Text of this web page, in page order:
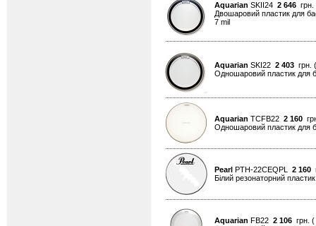
Aquarian SKII24 2 646
Двошаровий пластик для
7 mil
Aquarian SKI22 2 403 грн.
Одношаровий пластик для
Aquarian TCFB22 2 160
Одношаровий пластик для
Pearl PTH-22CEQPL 2 160
Білий резонаторний
Aquarian FB22 2 106 грн. (